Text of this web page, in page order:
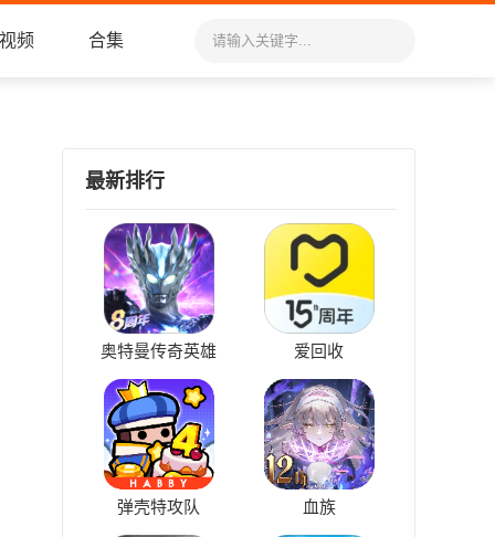
视频 合集
最新排行
奥特曼传奇英雄 爱回收
弹壳特攻队 血族